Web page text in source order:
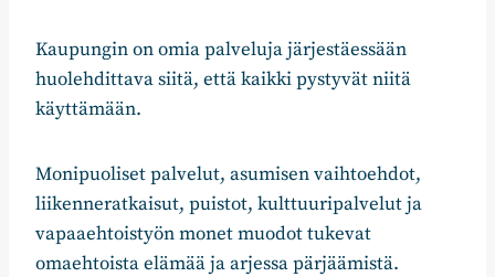
Kaupungin on omia palveluja järjestäessään
huolehdittava siitä, että kaikki pystyvät niitä
käyttämään.
Monipuoliset palvelut, asumisen vaihtoehdot,
liikenneratkaisut, puistot, kulttuuripalvelut ja
vapaaehtoistyön monet muodot tukevat
omaehtoista elämää ja arjessa pärjäämistä.